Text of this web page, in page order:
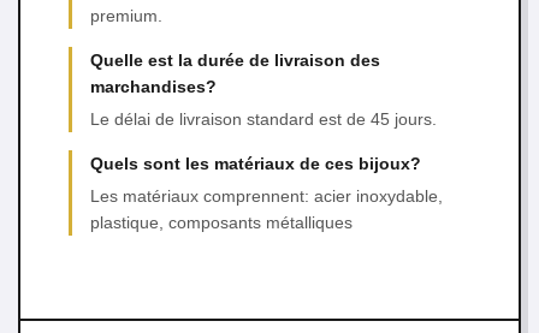
premium.
Quelle est la durée de livraison des
marchandises?
Le délai de livraison standard est de 45 jours.
Quels sont les matériaux de ces bijoux?
Les matériaux comprennent: acier inoxydable,
plastique, composants métalliques